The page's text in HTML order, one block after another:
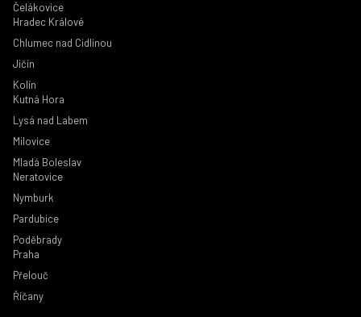
Čelákovice
Hradec Králové
Chlumec nad Cidlinou
Jičín
Kolín
Kutná Hora
Lysá nad Labem
Milovice
Mladá Boleslav
Neratovice
Nymburk
Pardubice
Poděbrady
Praha
Přelouč
Říčany